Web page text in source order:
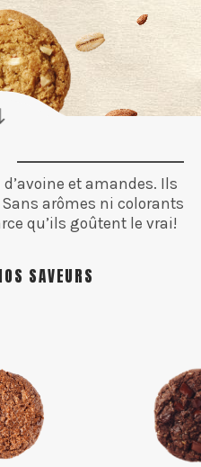
et amandes. Ils
arômes ni colorants
qu’ils goûtent le vrai!
SAVEURS